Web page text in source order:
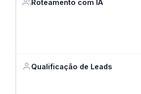
Roteamento com IA
Qualificação de Leads